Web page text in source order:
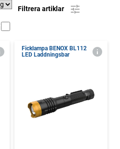
Filtrera artiklar
Ficklampa BENOX BL112
LED Laddningsbar